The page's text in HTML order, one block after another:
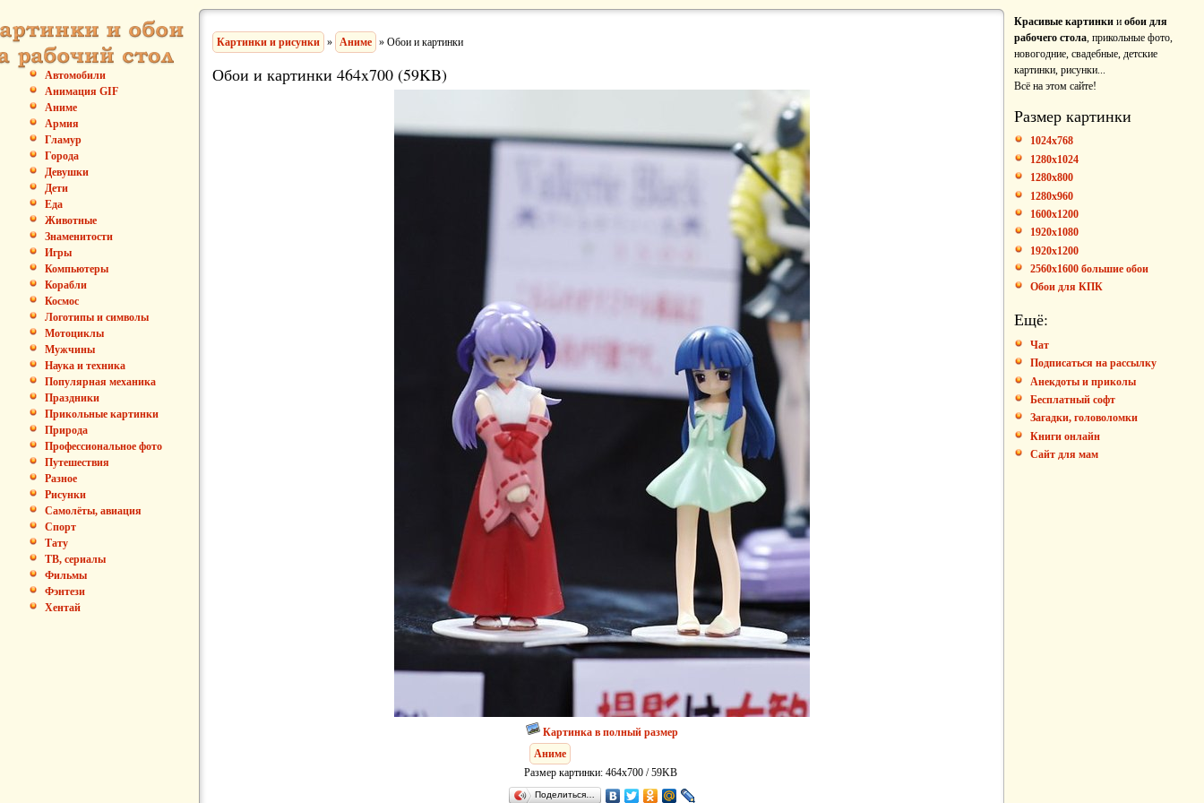
Автомобили
Анимация GIF
Аниме
Армия
Гламур
Города
Девушки
Дети
Еда
Животные
Знаменитости
Игры
Компьютеры
Корабли
Космос
Логотипы и символы
Мотоциклы
Мужчины
Наука и техника
Популярная механика
Праздники
Прикольные картинки
Природа
Профессиональное фото
Путешествия
Разное
Рисунки
Самолёты, авиация
Спорт
Тату
ТВ, сериалы
Фильмы
Фэнтези
Хентай
Картинки и рисунки » Аниме » Обои и картинки
Обои и картинки 464x700 (59KB)
Картинка в полный размер
Аниме
Размер картинки: 464x700 / 59KB
Поделиться…
Красивые картинки и обои для
рабочего стола, прикольные фото,
новогодние, свадебные, детские
картинки, рисунки...
Всё на этом сайте!
Размер картинки
1024x768
1280x1024
1280x800
1280x960
1600x1200
1920x1080
1920x1200
2560x1600 большие обои
Обои для КПК
Ещё:
Чат
Подписаться на рассылку
Анекдоты и приколы
Бесплатный софт
Загадки, головоломки
Книги онлайн
Сайт для мам